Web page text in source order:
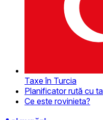
Taxe în Turcia
Planificator rută cu
Ce este rovinieta?